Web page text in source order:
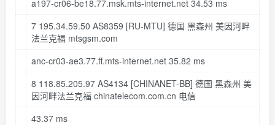
a197-cr06-be18.77.msk.mts-internet.net 34.53 ms
7 195.34.59.50 AS8359 [RU-MTU] 德国 黑森州 美因河畔
法兰克福 mtsgsm.com
anc-cr03-ae3.77.ff.mts-internet.net 35.82 ms
8 118.85.205.97 AS4134 [CHINANET-BB] 德国 黑森州 美
因河畔法兰克福 chinatelecom.com.cn 电信
43.37 ms